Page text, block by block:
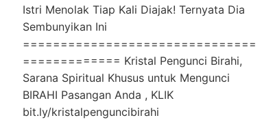
Istri Menolak Tiap Kali Diajak! Ternyata Dia
Sembunyikan Ini
===============================
============= Kristal Pengunci Birahi,
Sarana Spiritual Khusus untuk Mengunci
BIRAHI Pasangan Anda , KLIK
bit.ly/kristalpenguncibirahi